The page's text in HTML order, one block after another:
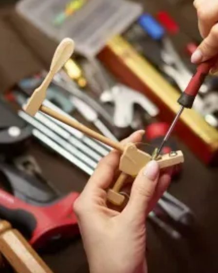
Nutzung & Service
Der Polyesteraufbau mit Polyesterharz-
Grundierung und finaler Hochglanzpolitur
ergibt eine widerstandsfähige,
feuchteunempfindliche Oberfläche. Für den
Betrieb empfehlen wir Klavier Service Berlin,
Klavierreparatur Berlin und regelmäßige
Klavierstimmung Berlin durch den
Professioneller
Klavierstimmer/Klaviertechniker der
Klavierwerkstatt Berlin PIANOHOF.
Marke & Kontext
Bieling, auch BICO (Bieling & Co.), baut seltene
Fabrikate aus den 1920–1930ern. Die
Klavierrestaurierung Berlin an solchen
Instrumenten zeigt, dass ein kompletter
Furnierabtrag, Polyesterharz-Grundierung und
Weiß-Polyester mit anschließendem
Planschliff und Politur zu einem langlebigen,